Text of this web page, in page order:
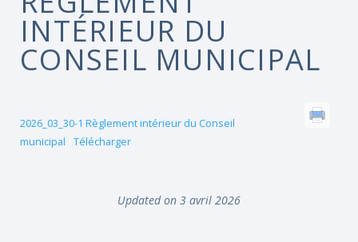
INTÉRIEUR DU
CONSEIL MUNICIPAL
2026_03_30-1 Règlement intérieur du Conseil
municipal
Télécharger
Updated on 3 avril 2026